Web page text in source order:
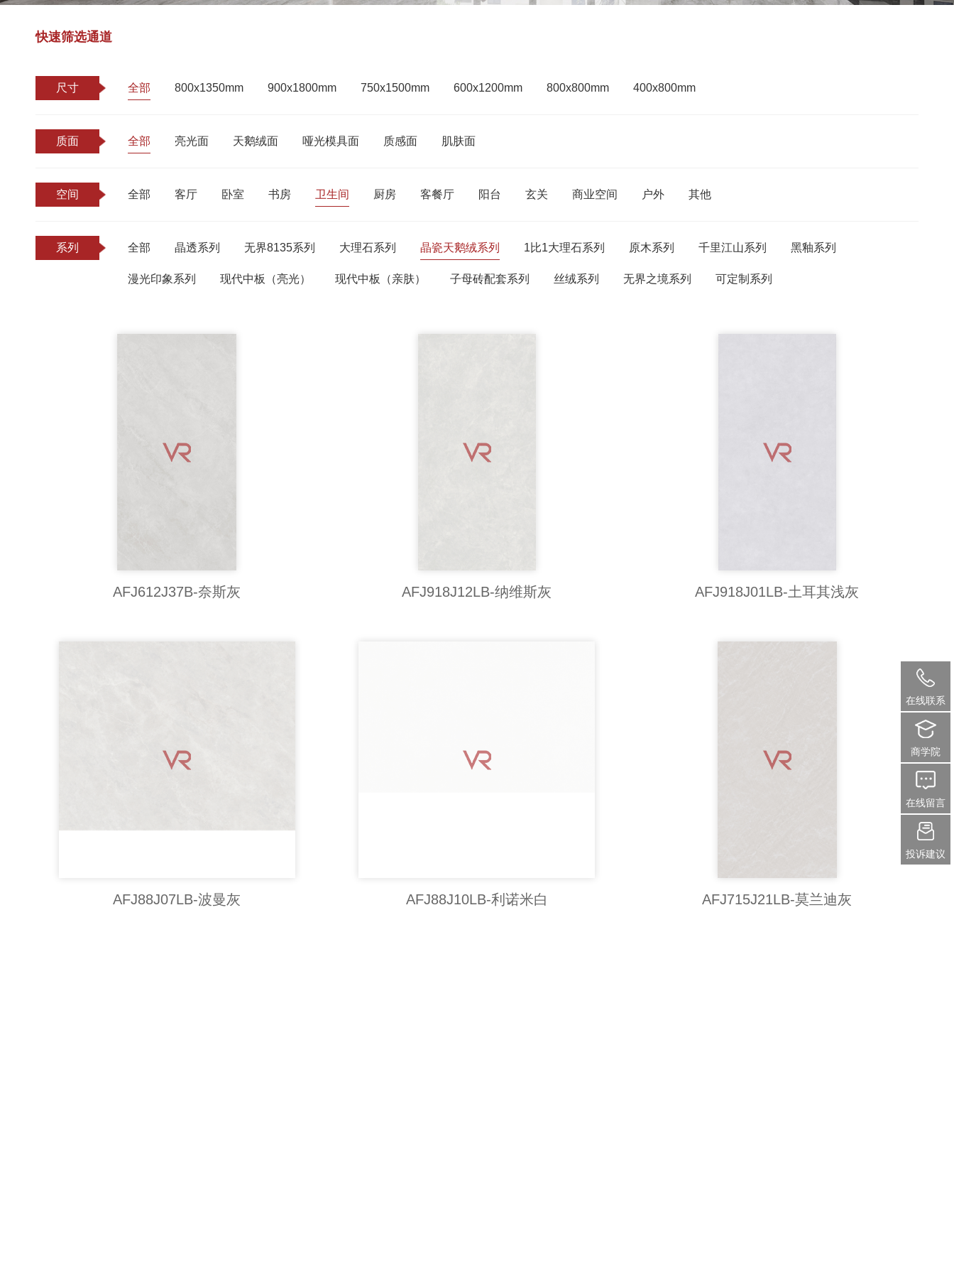
快速筛选通道
尺寸 全部 800x1350mm 900x1800mm 750x1500mm 600x1200mm 800x800mm 400x800mm
质面 全部 亮光面 天鹅绒面 哑光模具面 质感面 肌肤面
空间 全部 客厅 卧室 书房 卫生间 厨房 客餐厅 阳台 玄关 商业空间 户外 其他
系列 全部 晶透系列 无界8135系列 大理石系列 晶瓷天鹅绒系列 1比1大理石系列 原木系列 千里江山系列 黑釉系列
漫光印象系列 现代中板（亮光） 现代中板（亲肤） 子母砖配套系列 丝绒系列 无界之境系列 可定制系列
AFJ612J37B-奈斯灰 AFJ918J12LB-纳维斯灰 AFJ918J01LB-土耳其浅灰
AFJ88J07LB-波曼灰 AFJ88J10LB-利诺米白 AFJ715J21LB-莫兰迪灰
在线联系
商学院
在线留言
投诉建议